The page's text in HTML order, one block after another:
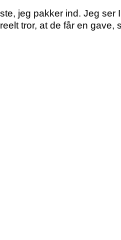
jeg pakker ind. Jeg ser
tror, at de får en